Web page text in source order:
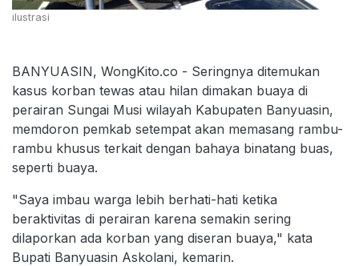
ilustrasi
BANYUASIN, WongKito.co - Seringnya ditemukan
kasus korban tewas atau hilan dimakan buaya di
perairan Sungai Musi wilayah Kabupaten Banyuasin,
memdoron pemkab setempat akan memasang rambu-
rambu khusus terkait dengan bahaya binatang buas,
seperti buaya.
"Saya imbau warga lebih berhati-hati ketika
beraktivitas di perairan karena semakin sering
dilaporkan ada korban yang diseran buaya," kata
Bupati Banyuasin Askolani, kemarin.